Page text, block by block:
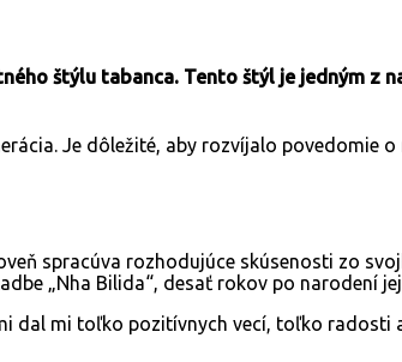
štýlu tabanca. Tento štýl je jedným z
Je dôležité, aby rozvíjalo povedomie
spracúva rozhodujúce skúsenosti zo
„Nha Bilida“, desať rokov po narodení
dal mi toľko pozitívnych vecí, toľko